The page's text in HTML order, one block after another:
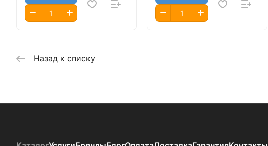
Назад к списку